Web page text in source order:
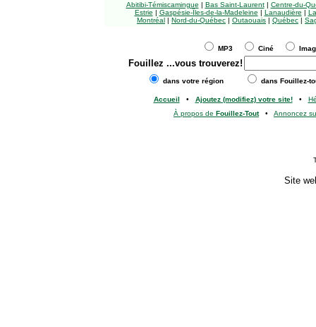
Abitibi-Témiscamingue | Bas Saint-Laurent| Centre-du-
Estrie | Gaspésie-Îles-de-la-Madeleine | Lanaudière |
Montréal | Nord-du-Québec | Outaouais | Québec |
MP3 Ciné
Fouillez ...vous trouverez!
dans votre région dans Fouillez-
Accueil • Ajoutez (modifiez) votre site!•
À propos de Fouillez-Tout• Annoncez
Site